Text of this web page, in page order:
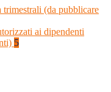
trimestrali (da pubblicare
ai dipendenti
5